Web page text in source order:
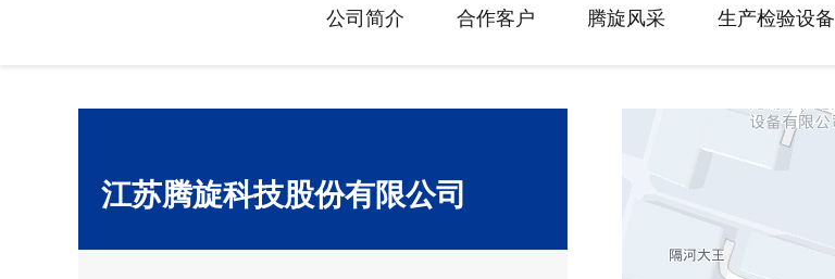
公司简介 合作客户 腾旋风采 生产检验设备
江苏腾旋科技股份有限公司